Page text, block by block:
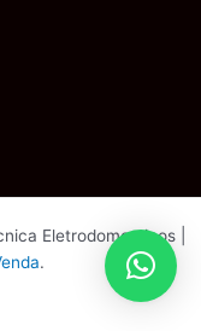
Eletrodomesticos |
.